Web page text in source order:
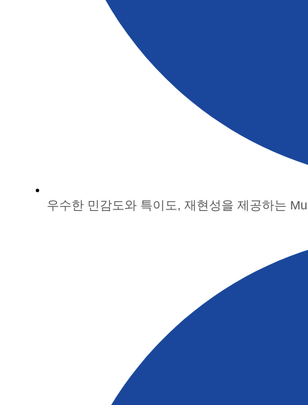
우수한 민감도와 특이도, 재현성을 제공하는